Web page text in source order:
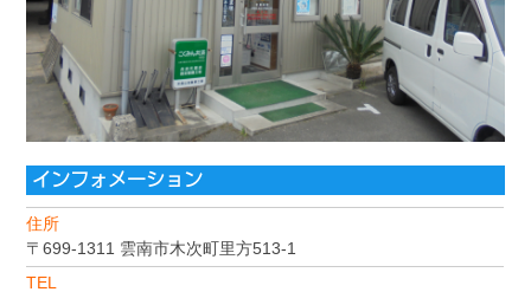
インフォメーション
住所
〒699-1311 雲南市木次町里方513-1
TEL